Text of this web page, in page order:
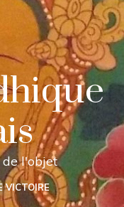
l'objet
VICTOIRE